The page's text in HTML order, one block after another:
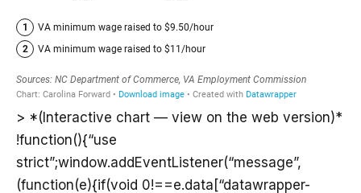
> *(Interactive chart — view on the web version)*
!function(){“use
strict”;window.addEventListener(“message”,
(function(e){if(void 0!==e.data[“datawrapper-